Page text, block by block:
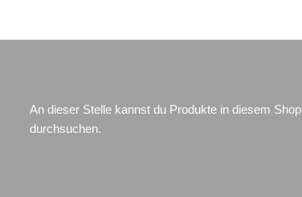
An dieser Stelle kannst du Produkte in diesem Shop
durchsuchen.